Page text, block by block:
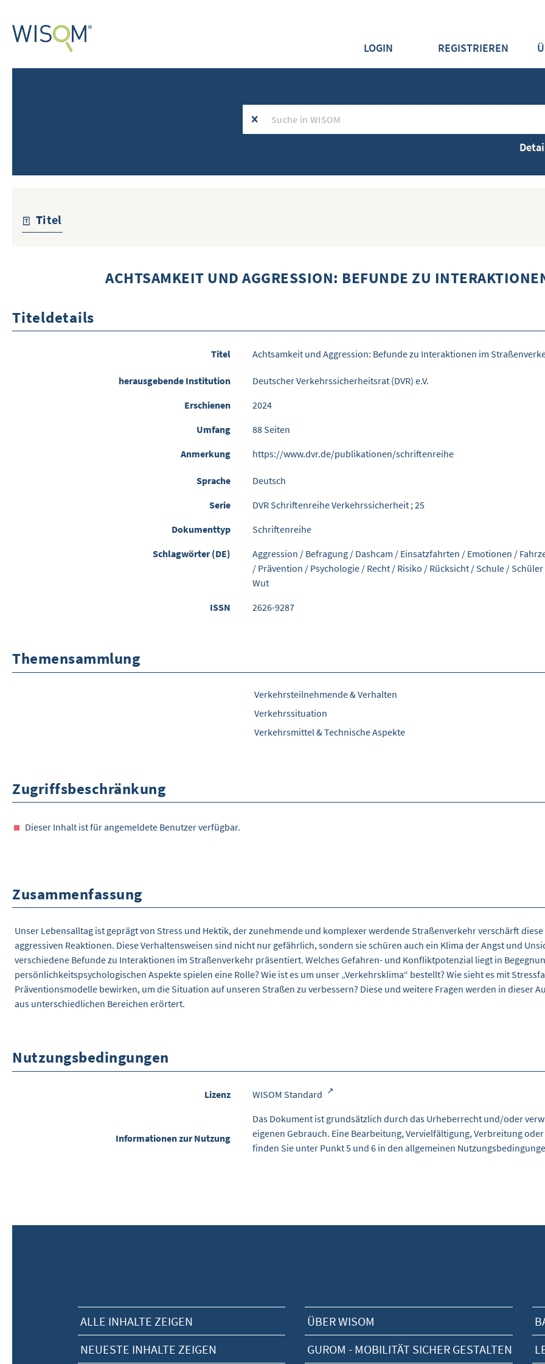
LOGIN REGISTRIEREN
Titel
ACHTSAMKEIT UND AGGRESSION: BEFUNDE ZU
Titeldetails
Titel Achtsamkeit und Aggression: Befunde zu Interaktionen im
herausgebende Institution
Deutscher Verkehrssicherheitsrat (DVR) e.V.
Erschienen
2024
Umfang
88 Seiten
Anmerkung
https://www.dvr.de/publikationen/schriftenreihe
Sprache
Deutsch
Serie
DVR Schriftenreihe Verkehrssicherheit ; 25
Dokumenttyp
Schriftenreihe
Schlagwörter (DE)
Aggression / Befragung / Dashcam / Einsatzfahrten / Emotionen /
/ Prävention / Psychologie / Recht / Risiko / Rücksicht / Schule / Schüler
Wut
ISSN
2626-9287
Themensammlung
Verkehrsteilnehmende & Verhalten
Verkehrssituation
Verkehrsmittel & Technische Aspekte
Zugriffsbeschränkung
Dieser Inhalt ist für angemeldete Benutzer verfügbar.
Zusammenfassung
Unser Lebensalltag ist geprägt von Stress und Hektik, der zunehmende und komplexer werdende Straßenverkehr verschärft
aggressiven Reaktionen. Diese Verhaltensweisen sind nicht nur gefährlich, sondern sie schüren auch ein Klima der Angst und
verschiedene Befunde zu Interaktionen im Straßenverkehr präsentiert. Welches Gefahren- und Konfliktpotenzial liegt in
persönlichkeitspsychologischen Aspekte spielen eine Rolle? Wie ist es um unser „Verkehrsklima“ bestellt? Wie sieht es mit
Präventionsmodelle bewirken, um die Situation auf unseren Straßen zu verbessern? Diese und weitere Fragen werden in dieser
aus unterschiedlichen Bereichen erörtert.
Nutzungsbedingungen
Lizenz WISOM Standard
Informationen zur Nutzung
Das Dokument ist grundsätzlich durch das Urheberrecht und/oder
eigenen Gebrauch. Eine Bearbeitung, Vervielfältigung, Verbreitung
finden Sie unter Punkt 5 und 6 in den allgemeinen
ALLE INHALTE ZEIGEN
NEUESTE INHALTE ZEIGEN
ÜBER WISOM
GUROM - MOBILITÄT SICHER GESTALTEN